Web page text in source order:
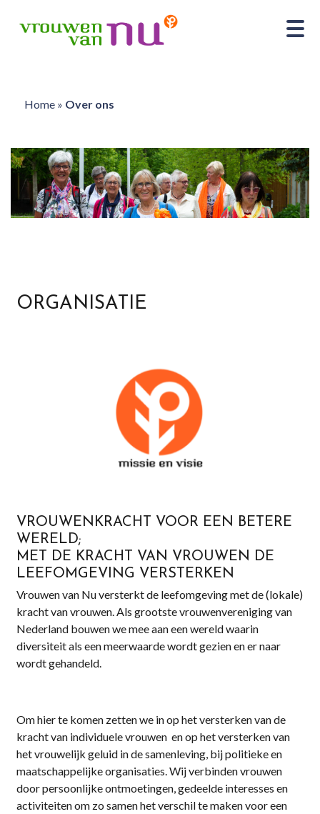
Home» Over ons
ORGANISATIE
VROUWENKRACHT VOOR EEN BETERE
WERELD;
MET DE KRACHT VAN VROUWEN DE
LEEFOMGEVING VERSTERKEN
Vrouwen van Nu versterkt de leefomgeving met de (lokale)
kracht van vrouwen. Als grootste vrouwenvereniging van
Nederland bouwen we mee aan een wereld waarin
diversiteit als een meerwaarde wordt gezien en er naar
wordt gehandeld.
Om hier te komen zetten we in op het versterken van de
kracht van individuele vrouwen en op het versterken van
het vrouwelijk geluid in de samenleving, bij politieke en
maatschappelijke organisaties. Wij verbinden vrouwen
door persoonlijke ontmoetingen, gedeelde interesses en
activiteiten om zo samen het verschil te maken voor een